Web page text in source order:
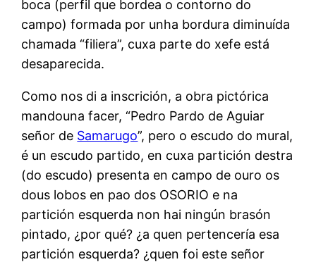
boca (perfil que bordea o contorno do
campo) formada por unha bordura diminuída
chamada “filiera”, cuxa parte do xefe está
desaparecida.
Como nos di a inscrición, a obra pictórica
mandouna facer, “Pedro Pardo de Aguiar
señor de Samarugo”, pero o escudo do mural,
é un escudo partido, en cuxa partición destra
(do escudo) presenta en campo de ouro os
dous lobos en pao dos OSORIO e na
partición esquerda non hai ningún brasón
pintado, ¿por qué? ¿a quen pertencería esa
partición esquerda? ¿quen foi este señor